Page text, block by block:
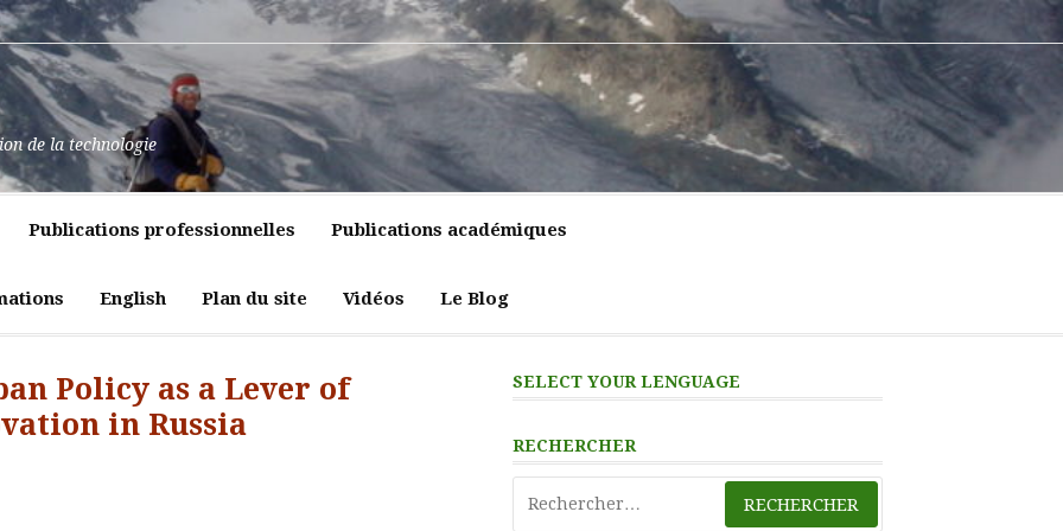
de la technologie
Publications professionnelles Publications académiques
English Plan du site Vidéos Le Blog
Policy as a Lever of
in Russia
SELECT YOUR LENGUAGE
RECHERCHER